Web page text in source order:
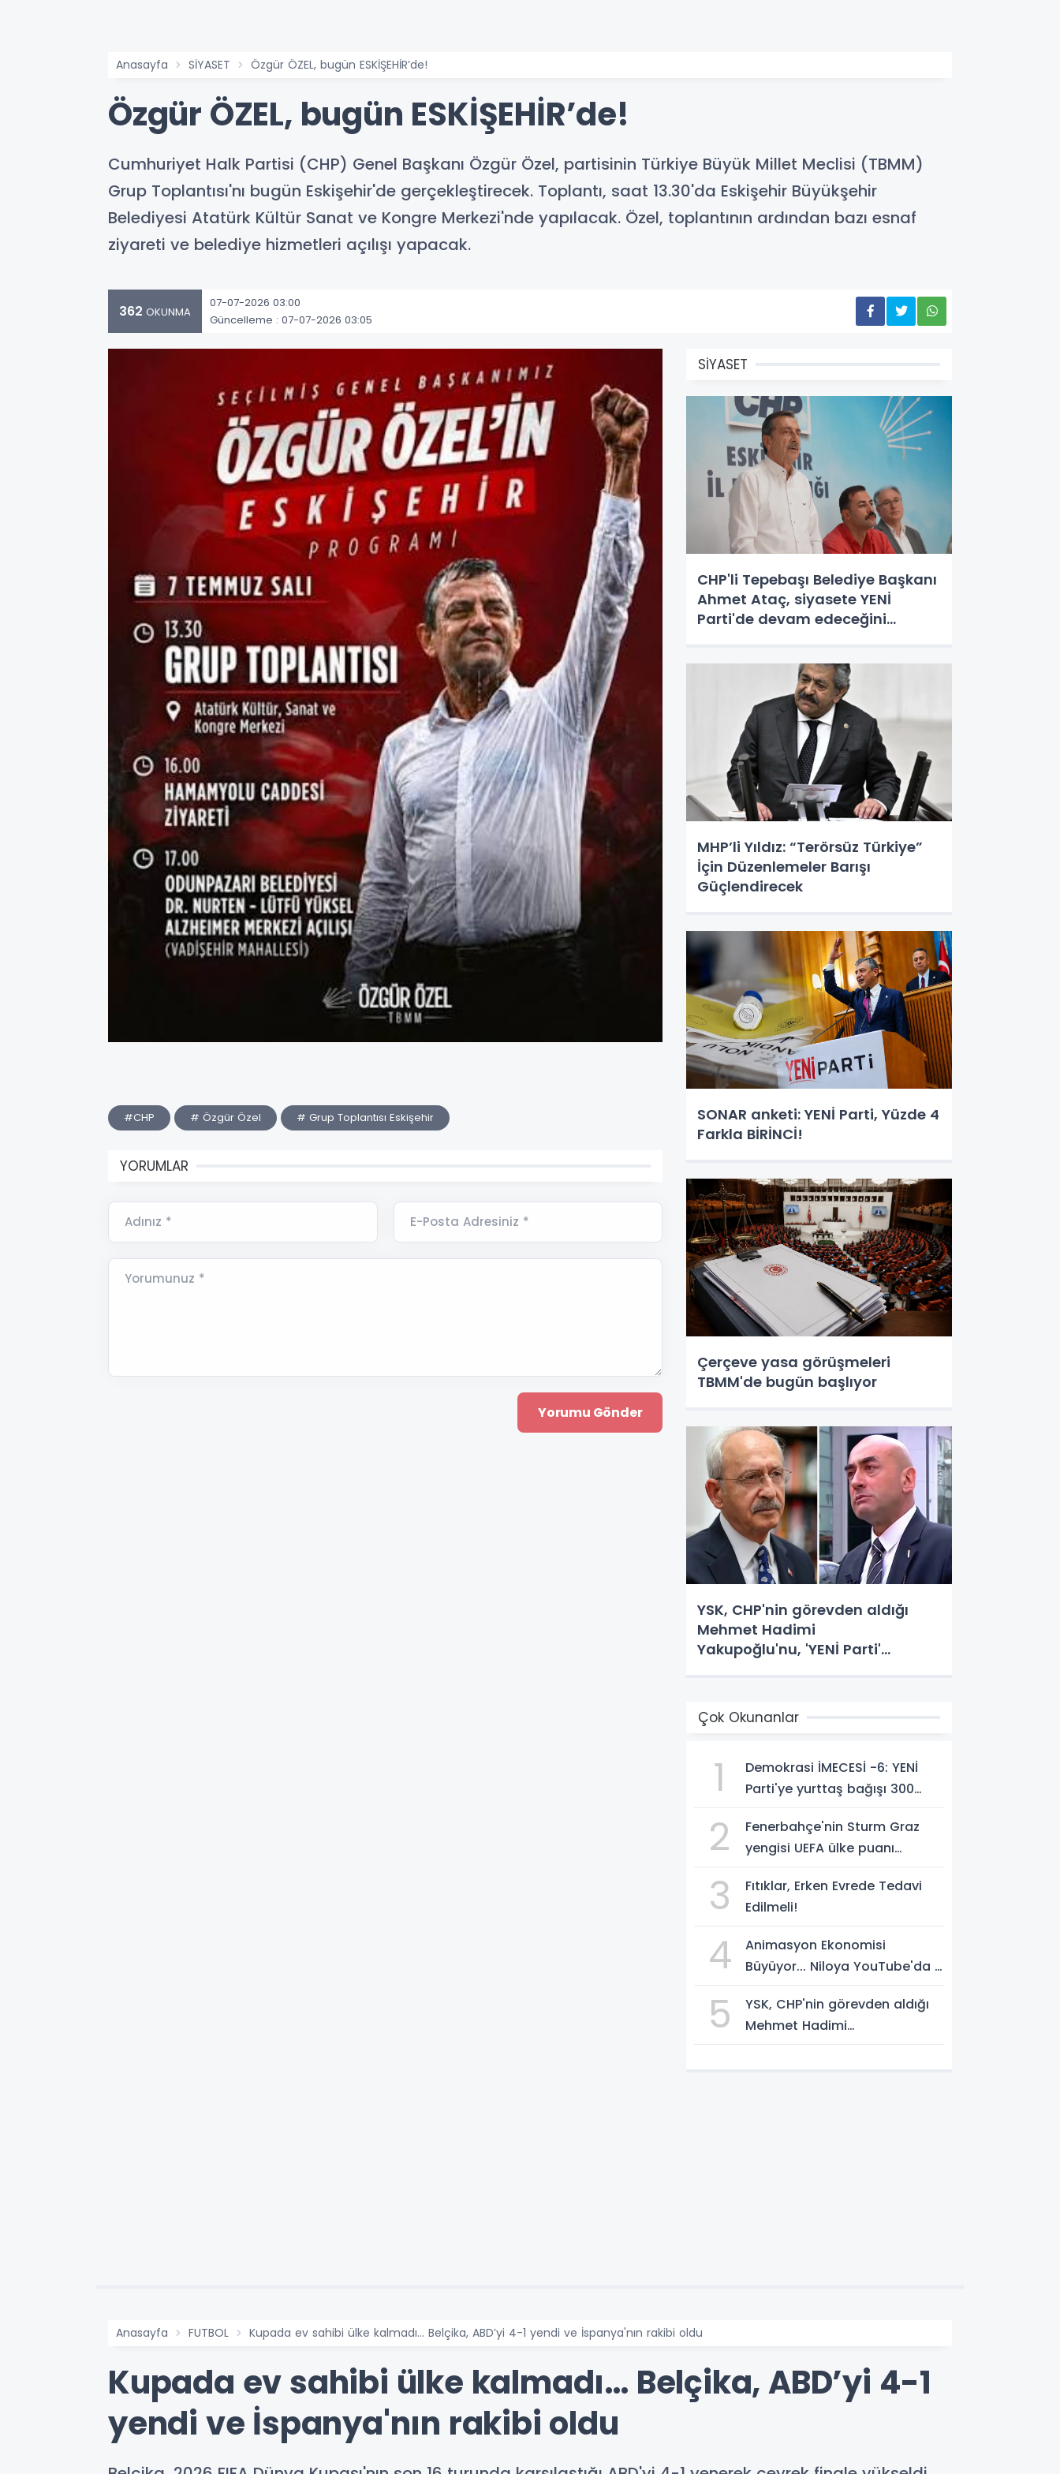
Anasayfa SİYASET Özgür ÖZEL, bugün ESKİŞEHİR’de!
Özgür ÖZEL, bugün ESKİŞEHİR’de!
Cumhuriyet Halk Partisi (CHP) Genel Başkanı Özgür Özel, partisinin Türkiye Büyük Millet Meclisi (TBMM)
Grup Toplantısı'nı bugün Eskişehir'de gerçekleştirecek. Toplantı, saat 13.30'da Eskişehir Büyükşehir
Belediyesi Atatürk Kültür Sanat ve Kongre Merkezi'nde yapılacak. Özel, toplantının ardından bazı esnaf
ziyareti ve belediye hizmetleri açılışı yapacak.
362 OKUNMA
07-07-2026 03:00
Güncelleme : 07-07-2026 03:05
#CHP # Özgür Özel # Grup Toplantısı Eskişehir
YORUMLAR
Adınız * E-Posta Adresiniz *
Yorumunuz *
SİYASET
CHP'li Tepebaşı Belediye Başkanı
Ahmet Ataç, siyasete YENİ
Parti'de devam edeceğini
MHP’li Yıldız: “Terörsüz Türkiye”
İçin Düzenlemeler Barışı
Güçlendirecek
SONAR anketi: YENİ Parti, Yüzde 4
Farkla BİRİNCİ!
Çerçeve yasa görüşmeleri
TBMM'de bugün başlıyor
YSK, CHP'nin görevden aldığı
Mehmet Hadimi
Yakupoğlu'nu, 'YENİ Parti'
Çok Okunanlar
1
Demokrasi İMECESİ -6: YENİ
Parti'ye yurttaş bağışı 300
2
Fenerbahçe'nin Sturm Graz
yengisi UEFA ülke puanı
3
Fıtıklar, Erken Evrede Tedavi
Edilmeli!
4
Animasyon Ekonomisi
Büyüyor... Niloya YouTube'da 7
5
YSK, CHP'nin görevden aldığı
Mehmet Hadimi
Anasayfa FUTBOL Kupada ev sahibi ülke kalmadı… Belçika, ABD’yi 4-1 yendi ve İspanya'nın rakibi oldu
Kupada ev sahibi ülke kalmadı… Belçika, ABD’yi 4-1
yendi ve İspanya'nın rakibi oldu